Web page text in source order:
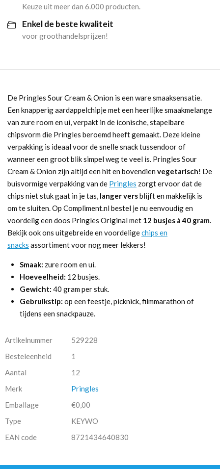
(BOL)
aantal
Keuze uit meer dan 6.000 producten.
Enkel de beste kwaliteit
voor groothandelsprijzen!
De Pringles Sour Cream & Onion is een ware smaaksensatie.
Een knapperig aardappelchipje met een heerlijke smaakmelange
van zure room en ui, verpakt in de iconische, stapelbare
chipsvorm die Pringles beroemd heeft gemaakt. Deze kleine
verpakking is ideaal voor de snelle snack tussendoor of
wanneer een groot blik simpel weg te veel is. Pringles Sour
Cream & Onion zijn altijd een hit en bovendien vegetarisch! De
buisvormige verpakking van de Pringles zorgt ervoor dat de
chips niet stuk gaat in je tas, langer versblijft en makkelijk is
om te sluiten. Op Compliment.nl bestel je nu eenvoudig en
voordelig een doos Pringles Original met 12 busjes à 40 gram.
Bekijk ook ons uitgebreide en voordeligechips en
snacks assortiment voor nog meer lekkers!
Smaak: zure room en ui.
Hoeveelheid: 12 busjes.
Gewicht: 40 gram per stuk.
Gebruikstip: op een feestje, picknick, filmmarathon of
tijdens een snackpauze.
Artikelnummer
529228
Besteleenheid
1
Aantal
12
Merk
Pringles
Emballage
€0,00
Type
KEYWO
EAN code
8721434640830